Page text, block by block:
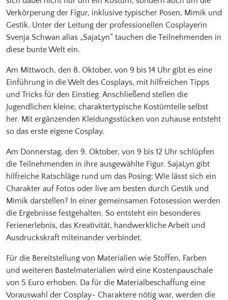
Verkörperung der Figur, inklusive typischer Posen, Mimik und
Gestik. Unter der Leitung der professionellen Cosplayerin
Svenja Schwan alias „SajaLyn“ tauchen die Teilnehmenden in
diese bunte Welt ein.
Am Mittwoch, den 8. Oktober, von 9 bis 14 Uhr gibt es eine
Einführung in die Welt des Cosplays, mit hilfreichen Tipps
und Tricks für den Einstieg. Anschließend stellen die
Jugendlichen kleine, charaktertypische Kostümteile selbst
her. Mit ergänzenden Kleidungsstücken von zuhause entsteht
so das erste eigene Cosplay.
Am Donnerstag, den 9. Oktober, von 9 bis 12 Uhr schlüpfen
die Teilnehmenden in ihre ausgewählte Figur. SajaLyn gibt
hilfreiche Ratschläge rund um das Posing: Wie lässt sich ein
Charakter auf Fotos oder live am besten durch Gestik und
Mimik darstellen? In einer gemeinsamen Fotosession werden
die Ergebnisse festgehalten. So entsteht ein besonderes
Ferienerlebnis, das Kreativität, handwerkliche Arbeit und
Ausdruckskraft miteinander verbindet.
Für die Bereitstellung von Materialien wie Stoffen, Farben
und weiteren Bastelmaterialien wird eine Kostenpauschale
von 5 Euro erhoben. Da für die Materialbeschaffung eine
Vorauswahl der Cosplay- Charaktere nötig war, werden die